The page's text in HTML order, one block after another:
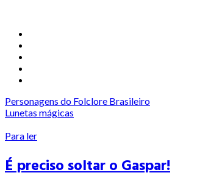
Personagens do Folclore Brasileiro
Lunetas mágicas
Para ler
É preciso soltar o Gaspar!